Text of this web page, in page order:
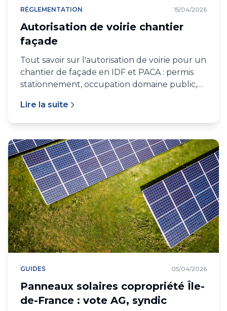
RÉGLEMENTATION 15/04/2026
Autorisation de voirie chantier
façade
Tout savoir sur l'autorisation de voirie pour un
chantier de façade en IDF et PACA : permis
stationnement, occupation domaine public,
Lire la suite
GUIDES 05/04/2026
Panneaux solaires copropriété Île-
de-France : vote AG, syndic